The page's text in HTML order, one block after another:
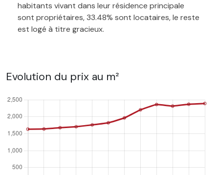
habitants vivant dans leur résidence principale
sont propriétaires, 33.48% sont locataires, le reste
est logé à titre gracieux.
Evolution du prix au m²